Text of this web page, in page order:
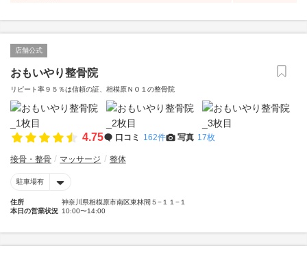
店舗公式
おもいやり整骨院
リピート率９５％は信頼の証、相模原ＮＯ１の整骨院
4.75 口コミ 162件 写真 17枚
接骨・整骨 マッサージ 整体
駐車場有
住所
神奈川県相模原市南区東林間５−１１−１
本日の営業状況 10:00〜14:00